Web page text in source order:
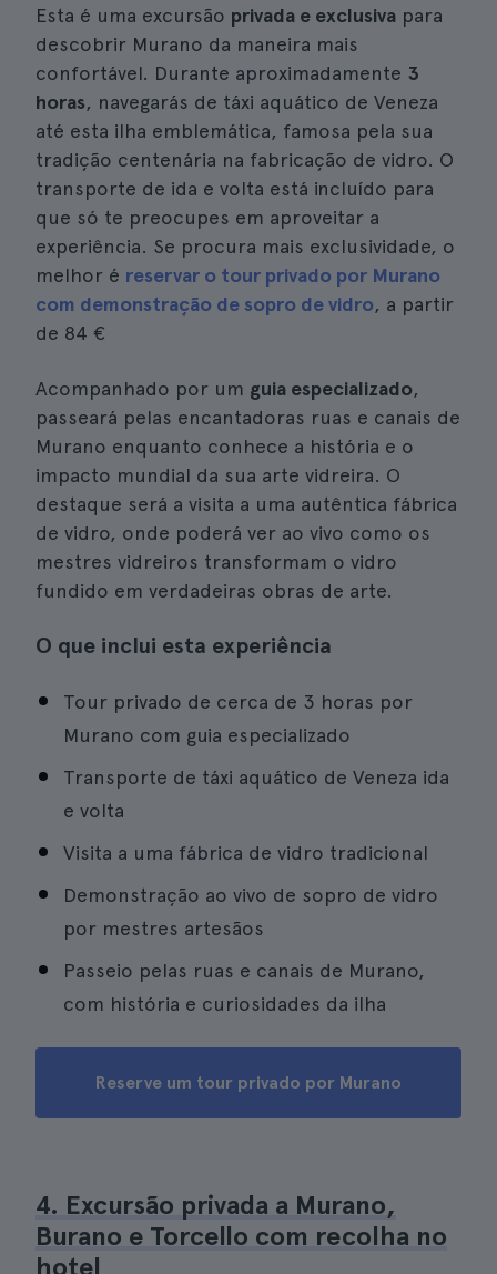
Esta é uma excursão privada e exclusiva para
descobrir Murano da maneira mais
confortável. Durante aproximadamente 3
horas, navegarás de táxi aquático de Veneza
até esta ilha emblemática, famosa pela sua
tradição centenária na fabricação de vidro. O
transporte de ida e volta está incluído para
que só te preocupes em aproveitar a
experiência. Se procura mais exclusividade, o
melhor é reservar o tour privado por Murano
com demonstração de sopro de vidro, a partir
de 84 €
Acompanhado por um guia especializado,
passeará pelas encantadoras ruas e canais de
Murano enquanto conhece a história e o
impacto mundial da sua arte vidreira. O
destaque será a visita a uma autêntica fábrica
de vidro, onde poderá ver ao vivo como os
mestres vidreiros transformam o vidro
fundido em verdadeiras obras de arte.
O que inclui esta experiência
Tour privado de cerca de 3 horas por
Murano com guia especializado
Transporte de táxi aquático de Veneza ida
e volta
Visita a uma fábrica de vidro tradicional
Demonstração ao vivo de sopro de vidro
por mestres artesãos
Passeio pelas ruas e canais de Murano,
com história e curiosidades da ilha
Reserve um tour privado por Murano
4. Excursão privada a Murano,
Burano e Torcello com recolha no
hotel